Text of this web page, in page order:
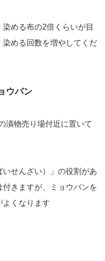
める布の2倍くらいが目
める回数を増やしてくだ
ウバン
漬物売り場付近に置いて
いせんざい）」の役割があ
きますが、ミョウバンを
よくなります